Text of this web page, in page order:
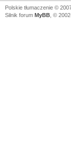
Polskie tłumaczenie ©
Silnik forum MyBB , ©